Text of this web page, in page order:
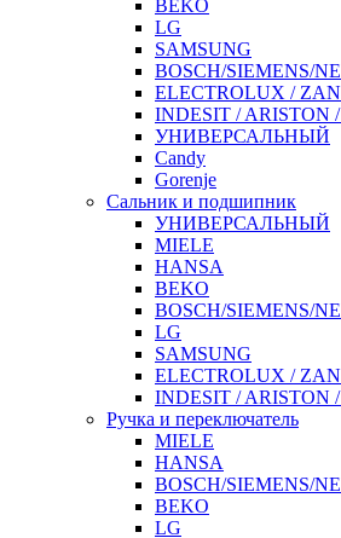
BEKO
LG
SAMSUNG
BOSCH/SIEMENS/
ELECTROLUX /
INDESIT / ARISTON
УНИВЕРСАЛЬНЫЙ
Candy
Gorenje
Сальник и подшипник
УНИВЕРСАЛЬНЫЙ
MIELE
HANSA
BEKO
BOSCH/SIEMENS/
LG
SAMSUNG
ELECTROLUX /
INDESIT / ARISTON
Ручка и переключатель
MIELE
HANSA
BOSCH/SIEMENS/
BEKO
LG